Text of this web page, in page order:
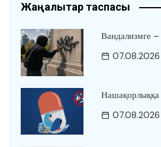
Жаңалықтар таспасы
Вандализмге
07.08.2026
07.08.2026